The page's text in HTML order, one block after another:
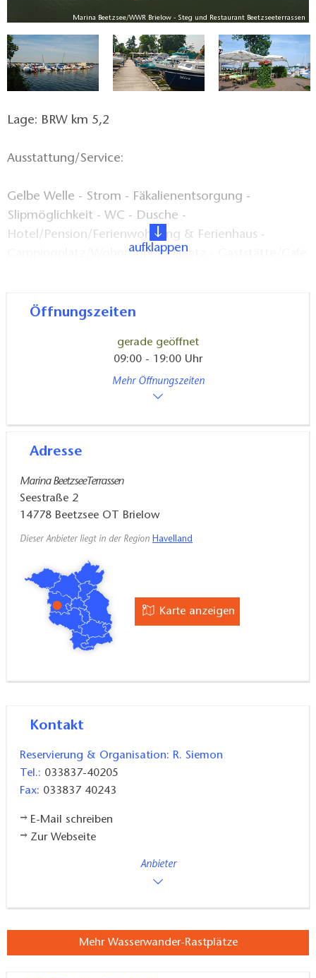
Marina Beetzsee/WWR Brielow - Steg und Restaurant Beetzseeterrassen
Lage: BRW km 5,2
Ausstattung/Service:
Gelbe Welle - Strom - Fäkalienentsorgung -
Slipmöglichkeit - WC - Dusche -
Hotel/Pension/Ferienwohnung & Ferienhaus -
Campingplatz/Wohnmobilstellplatz - Gaststätte/Cafe
Bootsvermietung: Motoryacht-/Hausbootcharter,
Steuerräder, ADAC-Freizeit & Versorgung 3
aufklappen
Öffnungszeiten
gerade geöffnet
09:00 - 19:00 Uhr
Mehr Öffnungszeiten
Adresse
Marina BeetzseeTerrassen
Seestraße 2
14778 Beetzsee OT Brielow
Dieser Anbieter liegt in der Region Havelland
Karte anzeigen
Kontakt
Reservierung & Organisation: R. Siemon
Tel.: 033837-40205
Fax: 033837 40243
E-Mail schreiben
Zur Webseite
Anbieter
Mehr Wasserwander-Rastplätze